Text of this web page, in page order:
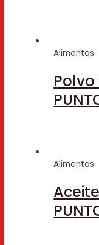
Alimentos
Alimentos